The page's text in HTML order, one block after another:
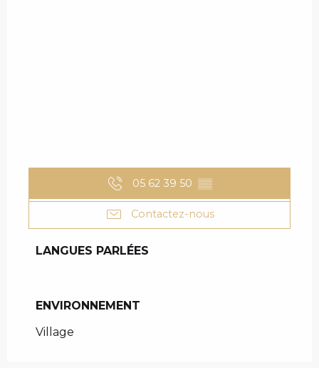
05 62 39 50 ▒▒
Contactez-nous
LANGUES PARLÉES
LANGUES PARLÉES
ENVIRONNEMENT
ENVIRONNEMENT
Village